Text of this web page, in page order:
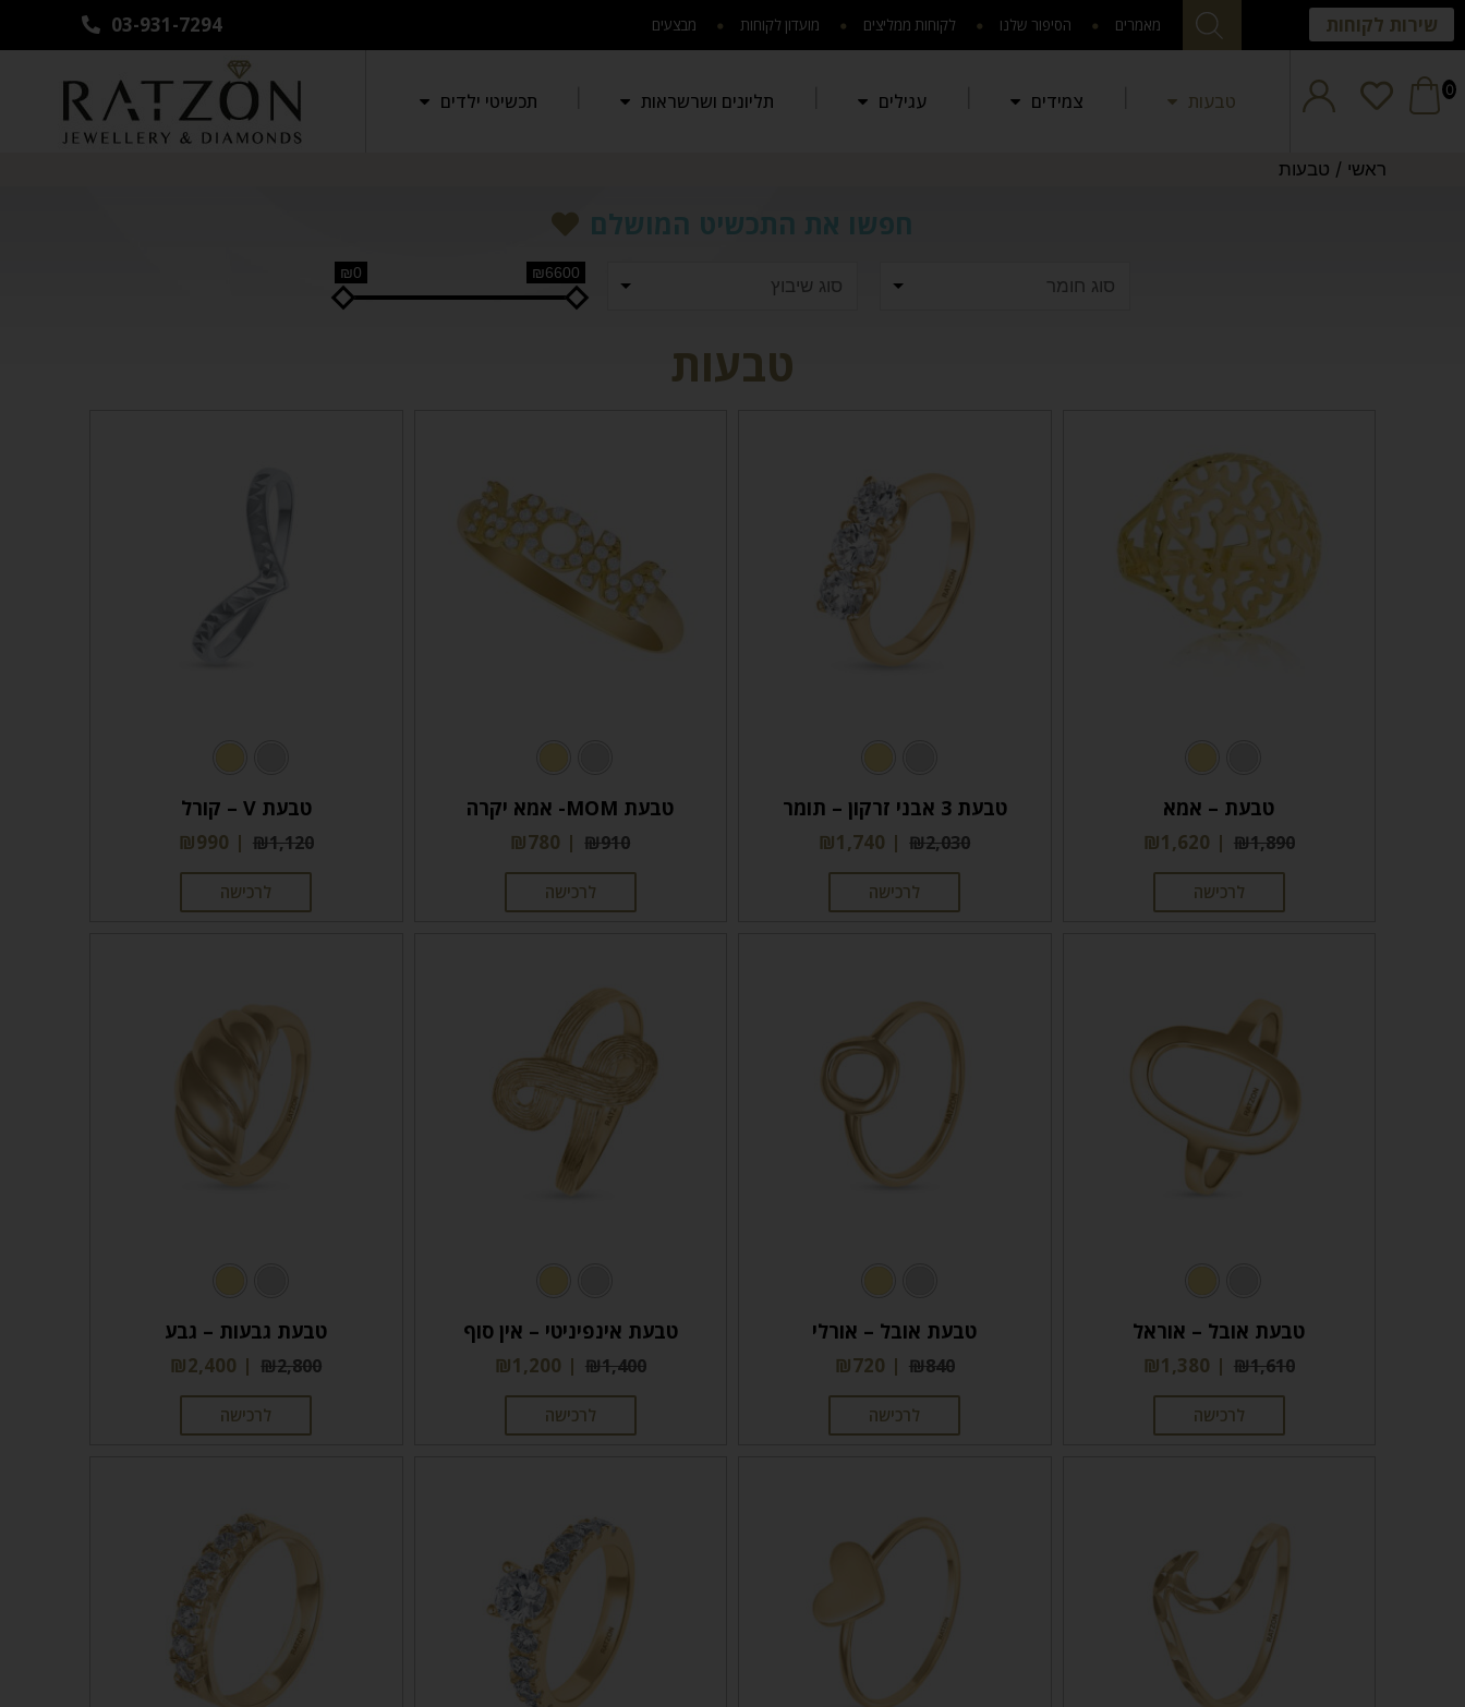
שירות לקוחות מאמרים הסיפור שלנו לקוחות ממליצים מועדון לקוחות מבצעים 03-931-7294
0 טבעות צמידים עגילים תליונים ושרשראות תכשיטי ילדים
ראשי / טבעות
חפשו את התכשיט המושלם
₪0 ₪6600
טבעות
טבעת – אמא
₪1,890
₪1,620
לרכישה
טבעת 3 אבני זרקון – תומר
₪2,030
₪1,740
לרכישה
טבעת MOM- אמא יקרה
₪910
₪780
לרכישה
טבעת V – קורל
₪1,120
₪990
לרכישה
טבעת אובל – אוראל
₪1,610
₪1,380
לרכישה
טבעת אובל – אורלי
₪840
₪720
לרכישה
טבעת אינפיניטי – אין סוף
₪1,400
₪1,200
לרכישה
טבעת גבעות – גבע
₪2,800
₪2,400
לרכישה